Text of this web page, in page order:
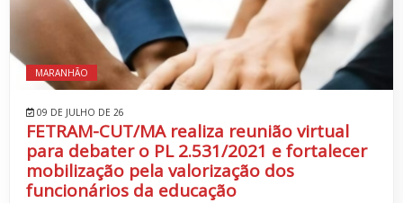
MARANHÃO
09 DE JULHO DE 26
FETRAM-CUT/MA realiza reunião virtual
para debater o PL 2.531/2021 e fortalecer
mobilização pela valorização dos
funcionários da educação